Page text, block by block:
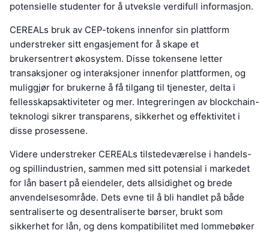
potensielle studenter for å utveksle verdifull informasjon.
CEREALs bruk av CEP-tokens innenfor sin plattform
understreker sitt engasjement for å skape et
brukersentrert økosystem. Disse tokensene letter
transaksjoner og interaksjoner innenfor plattformen, og
muliggjør for brukerne å få tilgang til tjenester, delta i
fellesskapsaktiviteter og mer. Integreringen av blockchain-
teknologi sikrer transparens, sikkerhet og effektivitet i
disse prosessene.
Videre understreker CEREALs tilstedeværelse i handels-
og spillindustrien, sammen med sitt potensial i markedet
for lån basert på eiendeler, dets allsidighet og brede
anvendelsesområde. Dets evne til å bli handlet på både
sentraliserte og desentraliserte børser, brukt som
sikkerhet for lån, og dens kompatibilitet med lommebøker